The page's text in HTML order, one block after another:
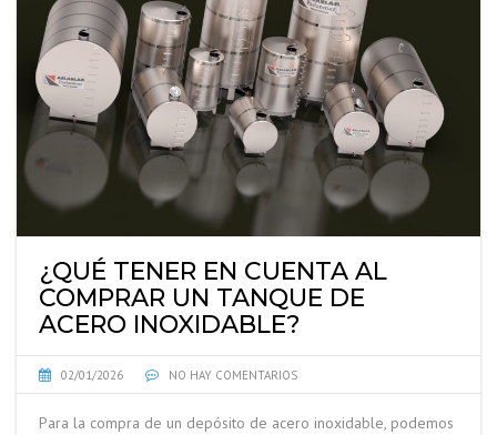
¿QUÉ TENER EN CUENTA AL
COMPRAR UN TANQUE DE
ACERO INOXIDABLE?
02/01/2026 NO HAY COMENTARIOS
Para la compra de un depósito de acero inoxidable, podemos